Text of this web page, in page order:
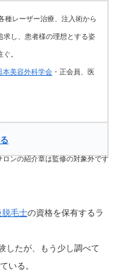
種レーザー治療、注入術から
求し、患者様の理想とする姿
。
本美容外科学会 ・正会員、医
ンの紹介章は監修の対象外です
毛士の資格を保有するラ
したが、もう少し調べて
いる。